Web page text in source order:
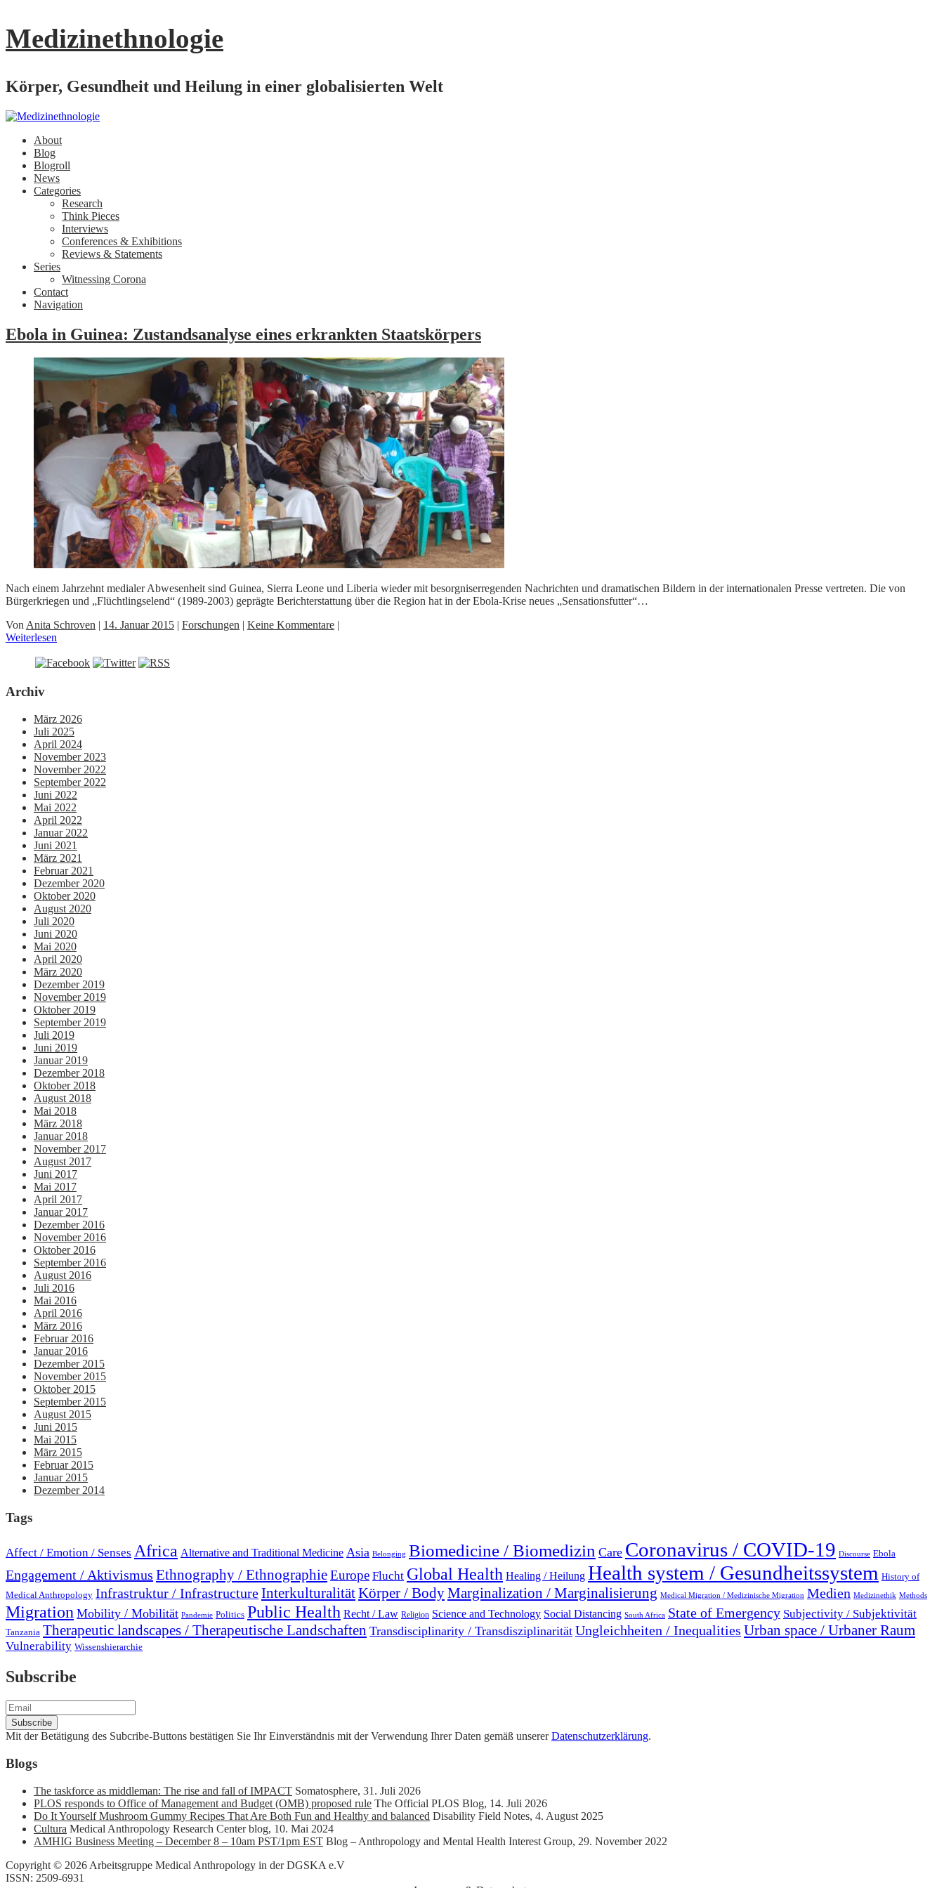
Medizinethnologie
Körper, Gesundheit und Heilung in einer globalisierten Welt
About
Blog
Blogroll
News
Categories
Research
Think Pieces
Interviews
Conferences & Exhibitions
Reviews & Statements
Series
Witnessing Corona
Contact
Navigation
Ebola in Guinea: Zustandsanalyse eines erkrankten Staatskörpers
Nach einem Jahrzehnt medialer Abwesenheit sind Guinea, Sierra Leone und Liberia wieder mit besorgniserregenden Nachrichten und dramatischen Bildern in der internationalen Presse vertreten. Die von
Bürgerkriegen und „Flüchtlingselend“ (1989-2003) geprägte Berichterstattung über die Region hat in der Ebola-Krise neues „Sensationsfutter“…
VonAnita Schroven | 14. Januar 2015 | Forschungen | Keine Kommentare |
Weiterlesen
Archiv
März 2026
Juli 2025
April 2024
November 2023
November 2022
September 2022
Juni 2022
Mai 2022
April 2022
Januar 2022
Juni 2021
März 2021
Februar 2021
Dezember 2020
Oktober 2020
August 2020
Juli 2020
Juni 2020
Mai 2020
April 2020
März 2020
Dezember 2019
November 2019
Oktober 2019
September 2019
Juli 2019
Juni 2019
Januar 2019
Dezember 2018
Oktober 2018
August 2018
Mai 2018
März 2018
Januar 2018
November 2017
August 2017
Juni 2017
Mai 2017
April 2017
Januar 2017
Dezember 2016
November 2016
Oktober 2016
September 2016
August 2016
Juli 2016
Mai 2016
April 2016
März 2016
Februar 2016
Januar 2016
Dezember 2015
November 2015
Oktober 2015
September 2015
August 2015
Juni 2015
Mai 2015
März 2015
Februar 2015
Januar 2015
Dezember 2014
Tags
Affect / Emotion / Senses Africa Alternative and Traditional Medicine Asia Belonging Biomedicine / Biomedizin Care Coronavirus / COVID-19 Discourse Ebola
Engagement / Aktivismus Ethnography / EthnographieEurope Flucht Global Health Healing / Heilung Health system / Gesundheitssystem History of
Medical Anthropology Infrastruktur / InfrastructureInterkulturalitätKörper / BodyMarginalization / Marginalisierung Medical Migration / Medizinische Migration Medien Medizinethik Methods
Migration Mobility / Mobilität Pandemie Politics Public Health Recht / Law Religion Science and Technology Social Distancing South Africa State of Emergency Subjectivity / Subjektivität
Tanzania Therapeutic landscapes / Therapeutische Landschaften Transdisciplinarity / Transdisziplinarität Ungleichheiten / Inequalities Urban space / Urbaner Raum
Vulnerability Wissenshierarchie
Subscribe
Mit der Betätigung des Subcribe-Buttons bestätigen Sie Ihr Einverständnis mit der Verwendung Ihrer Daten gemäß unsererDatenschutzerklärung.
Blogs
The taskforce as middleman: The rise and fall of IMPACT Somatosphere, 31. Juli 2026
PLOS responds to Office of Management and Budget (OMB) proposed rule The Official PLOS Blog, 14. Juli 2026
Do It Yourself Mushroom Gummy Recipes That Are Both Fun and Healthy and balanced Disability Field Notes, 4. August 2025
Cultura Medical Anthropology Research Center blog, 10. Mai 2024
AMHIG Business Meeting – December 8 – 10am PST/1pm EST Blog – Anthropology and Mental Health Interest Group, 29. November 2022
Copyright © 2026 Arbeitsgruppe Medical Anthropology in der DGSKA e.V
ISSN: 2509-6931